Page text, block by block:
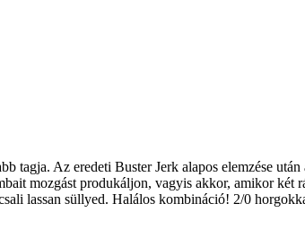
tagja. Az eredeti Buster Jerk alapos elemzése
mozgást produkáljon, vagyis akkor, amikor két
lassan süllyed. Halálos kombináció! 2/0